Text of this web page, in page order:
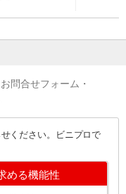
問合せフォーム・
ください。ビニプロで
める機能性